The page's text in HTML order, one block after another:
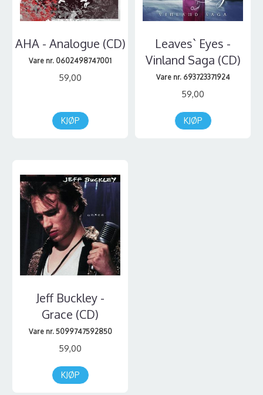
AHA - Analogue (CD)
Vare nr. 0602498747001
59,00
KJØP
Leaves` Eyes -
Vinland Saga (CD)
Vare nr. 693723371924
59,00
KJØP
Jeff Buckley -
Grace (CD)
Vare nr. 5099747592850
59,00
KJØP